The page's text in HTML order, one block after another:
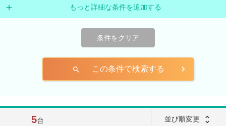
もっと詳細な条件を追加する
条件をクリア
search この条件で検索する
5台 並び順変更 unfold_more